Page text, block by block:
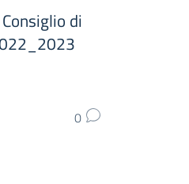
di
0